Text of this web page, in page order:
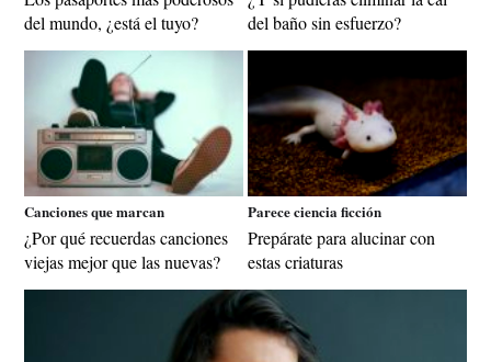
del mundo, ¿está el tuyo?
del baño sin esfuerzo?
Canciones que marcan
¿Por qué recuerdas canciones
viejas mejor que las nuevas?
Parece ciencia ficción
Prepárate para alucinar con
estas criaturas